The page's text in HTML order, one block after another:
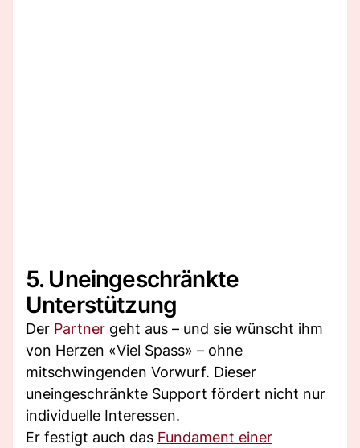
5. Uneingeschränkte
Unterstützung
Der Partner geht aus – und sie wünscht ihm
von Herzen «Viel Spass» – ohne
mitschwingenden Vorwurf. Dieser
uneingeschränkte Support fördert nicht nur
individuelle Interessen.
Er festigt auch das Fundament einer